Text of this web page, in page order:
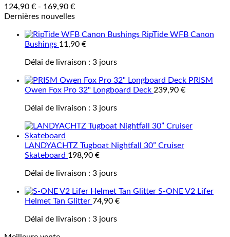
124,90 € - 169,90 €
Dernières nouvelles
RipTide WFB Canon
Bushings 11,90 €
Délai de livraison : 3 jours
PRISM
Owen Fox Pro 32" Longboard Deck 239,90 €
Délai de livraison : 3 jours
LANDYACHTZ Tugboat Nightfall 30” Cruiser
Skateboard 198,90 €
Délai de livraison : 3 jours
S-ONE V2 Lifer
Helmet Tan Glitter 74,90 €
Délai de livraison : 3 jours